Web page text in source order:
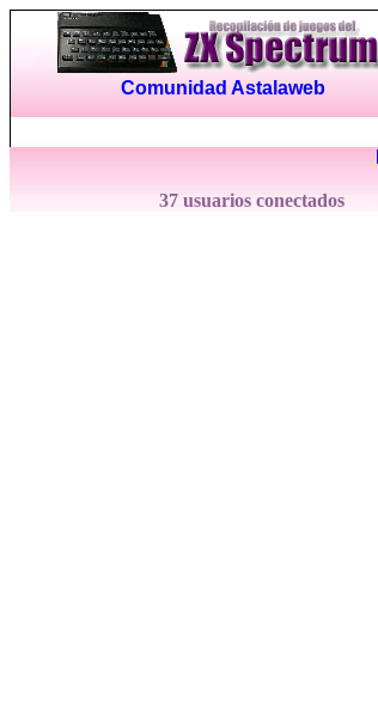
Comunidad Astalaweb
37 usuarios conectados